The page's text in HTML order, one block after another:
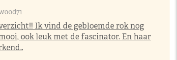
Ik vind de gebloemde rok nog
ook leuk met de fascinator. En haar